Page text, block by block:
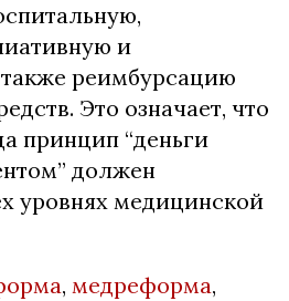
и
реимбурсацию
Это означает, что
принцип “деньги
должен
уровнях медицинской
, медреформа,